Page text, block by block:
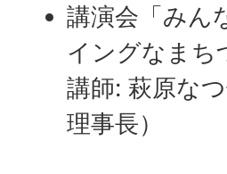
講演会「みん
イングなまち
講師: 萩原な
理事長）